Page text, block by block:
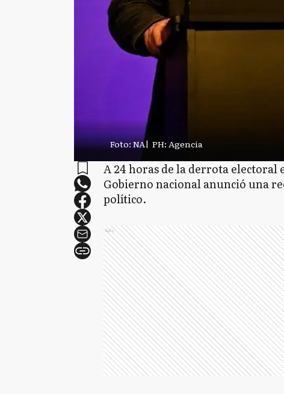
Foto: NA| PH: Agencia
A 24 horas de la derrota electoral
Gobierno nacional anunció una
político.
Ads